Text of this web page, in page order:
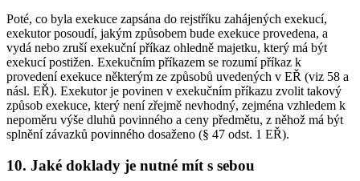
Poté, co byla exekuce zapsána do rejstříku zahájených exekucí,
exekutor posoudí, jakým způsobem bude exekuce provedena, a
vydá nebo zruší exekuční příkaz ohledně majetku, který má být
exekucí postižen. Exekučním příkazem se rozumí příkaz k
provedení exekuce některým ze způsobů uvedených v EŘ (viz 58 a
násl. EŘ). Exekutor je povinen v exekučním příkazu zvolit takový
způsob exekuce, který není zřejmě nevhodný, zejména vzhledem k
nepoměru výše dluhů povinného a ceny předmětu, z něhož má být
splnění závazků povinného dosaženo (§ 47 odst. 1 EŘ).
10. Jaké doklady je nutné mít s sebou